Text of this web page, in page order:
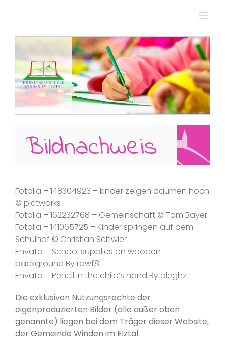
Bildnachweis
Fotolia – 148304923 – kinder zeigen daumen hoch
© pictworks
Fotolia – 162232768 – Gemeinschaft © Tom Bayer
Fotolia – 141065725 – Kinder springen auf dem
Schulhof © Christian Schwier
Envato – School supplies on wooden
background By rawf8
Envato – Pencil in the child’s hand By oleghz
Die exklusiven Nutzungsrechte der
eigenproduzierten Bilder (alle außer oben
genannte) liegen bei dem Träger dieser Website,
der Gemeinde Winden im Elztal.